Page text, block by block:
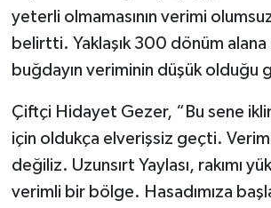
yeterli olmamasının verimi
belirtti. Yaklaşık 300 dönüm alana
buğdayın veriminin düşük olduğu
Çiftçi Hidayet Gezer, “Bu sene
için oldukça elverişsiz geçti.
değiliz. Uzunsırt Yaylası, rakımı
verimli bir bölge. Hasadımıza